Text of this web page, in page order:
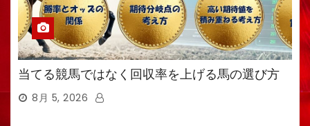
当てる競馬ではなく回収率を上げる馬の選び方
8月 5, 2026